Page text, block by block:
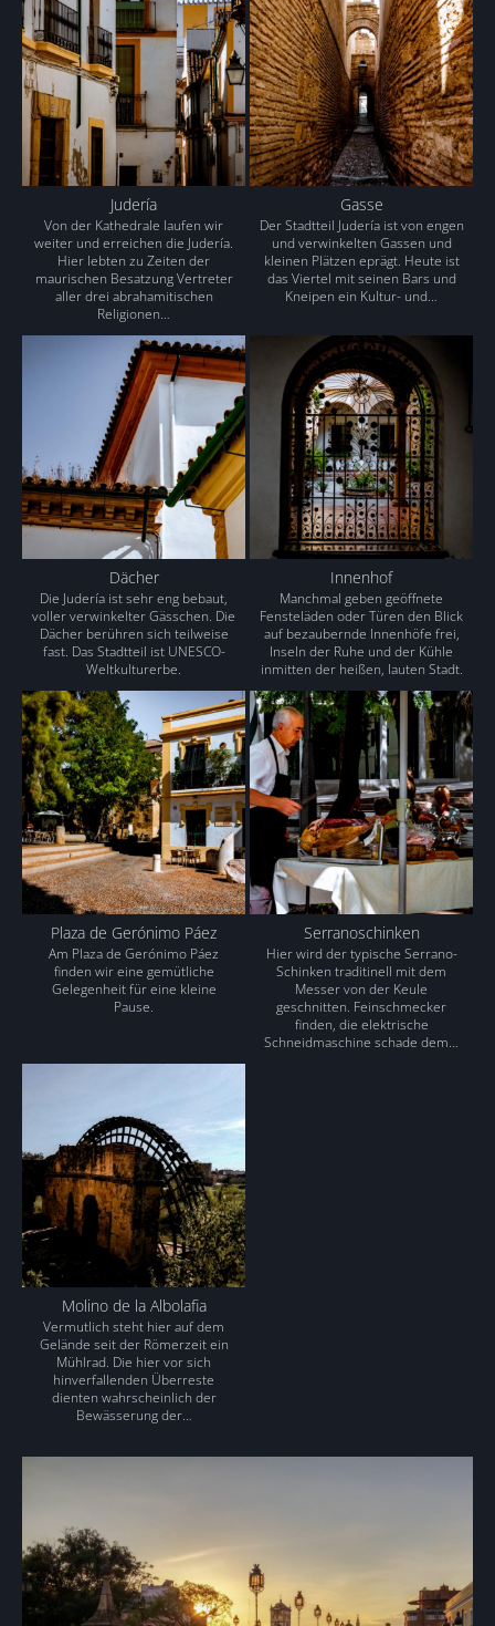
Judería
Von der Kathedrale laufen wir
weiter und erreichen die Judería.
Hier lebten zu Zeiten der
maurischen Besatzung Vertreter
aller drei abrahamitischen
Religionen…
Gasse
Der Stadtteil Judería ist von engen
und verwinkelten Gassen und
kleinen Plätzen eprägt. Heute ist
das Viertel mit seinen Bars und
Kneipen ein Kultur- und…
Dächer
Die Judería ist sehr eng bebaut,
voller verwinkelter Gässchen. Die
Dächer berühren sich teilweise
fast. Das Stadtteil ist UNESCO-
Weltkulturerbe.
Innenhof
Manchmal geben geöffnete
Fensteläden oder Türen den Blick
auf bezaubernde Innenhöfe frei,
Inseln der Ruhe und der Kühle
inmitten der heißen, lauten Stadt.
Plaza de Gerónimo Páez
Am Plaza de Gerónimo Páez
finden wir eine gemütliche
Gelegenheit für eine kleine
Pause.
Serranoschinken
Hier wird der typische Serrano-
Schinken traditinell mit dem
Messer von der Keule
geschnitten. Feinschmecker
finden, die elektrische
Schneidmaschine schade dem…
Molino de la Albolafia
Vermutlich steht hier auf dem
Gelände seit der Römerzeit ein
Mühlrad. Die hier vor sich
hinverfallenden Überreste
dienten wahrscheinlich der
Bewässerung der…